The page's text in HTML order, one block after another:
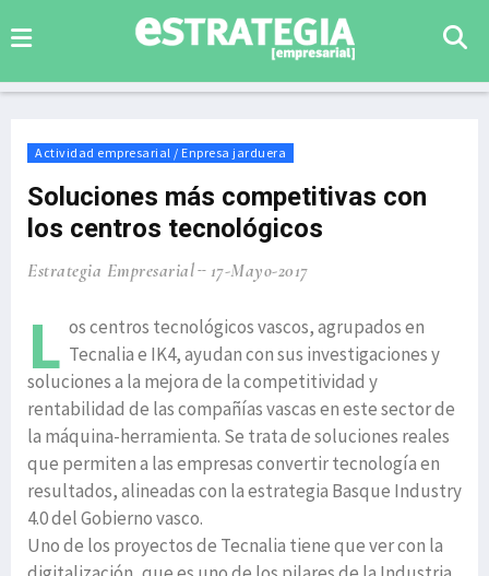
Actividad empresarial / Enpresa jarduera
Soluciones más competitivas con
los centros tecnológicos
Estrategia Empresarial 17-Mayo-2017
L os centros tecnológicos vascos, agrupados en
Tecnalia e IK4, ayudan con sus investigaciones y
soluciones a la mejora de la competitividad y
rentabilidad de las compañías vascas en este sector de
la máquina-herramienta. Se trata de soluciones reales
que permiten a las empresas convertir tecnología en
resultados, alineadas con la estrategia Basque Industry
4.0 del Gobierno vasco.
Uno de los proyectos de Tecnalia tiene que ver con la